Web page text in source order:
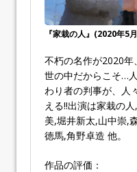
『家栽の人』(2020年5
不朽の名作が2020
世の中だからこそ…
わり者の判事が、人
える!!出演は家栽の
美,堀井新太,山中崇,
徳馬,角野卓造 他。
作品の評価：